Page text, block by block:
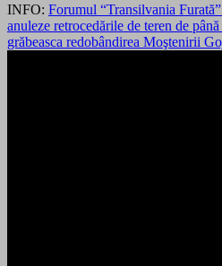
INFO: Forumul “Transilvania
anuleze retrocedările de teren de
grăbeasca redobândirea Moştenirii